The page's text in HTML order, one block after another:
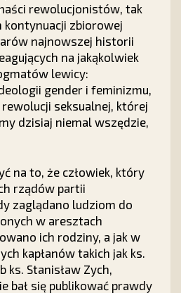
rewolucjonistów, tak
kontynuacji zbiorowej
najnowszej historii
na jakąkolwiek
lewicy:
gender i feminizmu,
seksualnej, której
dzisiaj niemal wszędzie,
na to, że człowiek, który
rządów partii
zaglądano ludziom do
w aresztach
ich rodziny, a jak w
kapłanów takich jak ks.
ks. Stanisław Zych,
bał się publikować prawdy